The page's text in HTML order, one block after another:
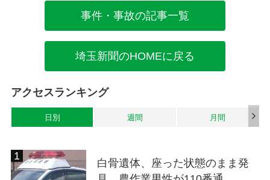
事件・事故の記事一覧
埼玉新聞のHOMEに戻る
アクセスランキング
日別 週間 月間
白骨遺体、座った状態のまま発